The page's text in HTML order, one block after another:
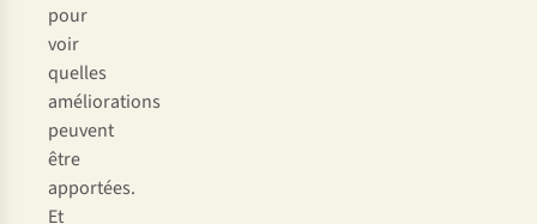
pour
voir
quelles
améliorations
peuvent
être
apportées.
Et